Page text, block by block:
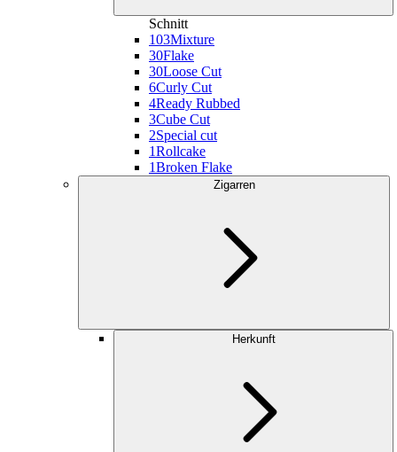
Schnitt
103Mixture
30Flake
30Loose Cut
6Curly Cut
4Ready Rubbed
3Cube Cut
2Special cut
1Rollcake
1Broken Flake
Zigarren
Herkunft